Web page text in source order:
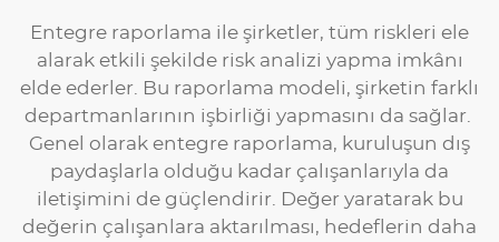
Entegre raporlama ile şirketler, tüm riskleri ele
alarak etkili şekilde risk analizi yapma imkânı
elde ederler. Bu raporlama modeli, şirketin farklı
departmanlarının işbirliği yapmasını da sağlar.
Genel olarak entegre raporlama, kuruluşun dış
paydaşlarla olduğu kadar çalışanlarıyla da
iletişimini de güçlendirir. Değer yaratarak bu
değerin çalışanlara aktarılması, hedeflerin daha